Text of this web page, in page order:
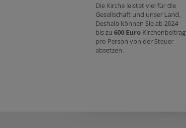
Die Kirche leistet viel für die
Gesellschaft und unser Land.
Deshalb können Sie ab 2024
bis zu 600 Euro Kirchenbeitrag
pro Person von der Steuer
absetzen.